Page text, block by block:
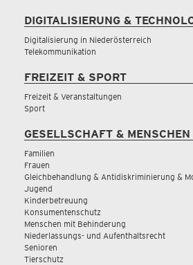
DIGITALISIERUNG &
Digitalisierung in Niederösterreich
Telekommunikation
FREIZEIT & SPORT
Freizeit & Veranstaltungen
Sport
GESELLSCHAFT & MENSCHEN
Familien
Frauen
Gleichbehandlung & Antidiskriminierung &
Jugend
Kinderbetreuung
Konsumentenschutz
Menschen mit Behinderung
Niederlassungs- und Aufenthaltsrecht
Senioren
Tierschutz